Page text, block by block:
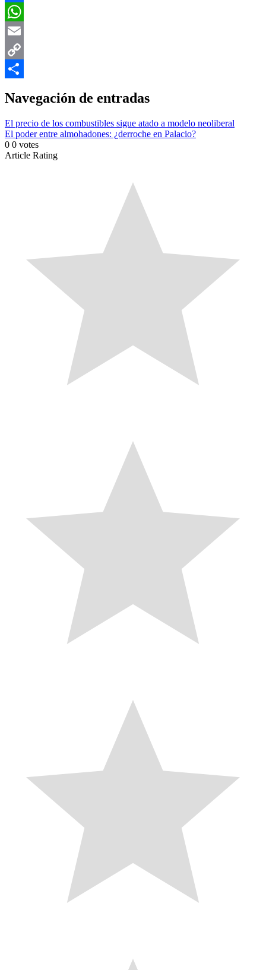
Facebook
WhatsApp
Email
Copy
Navegación de entradas
El precio de los combustibles sigue atado a modelo neoliberal
El poder entre almohadones: ¿derroche en Palacio?
0 0 votes
Article Rating